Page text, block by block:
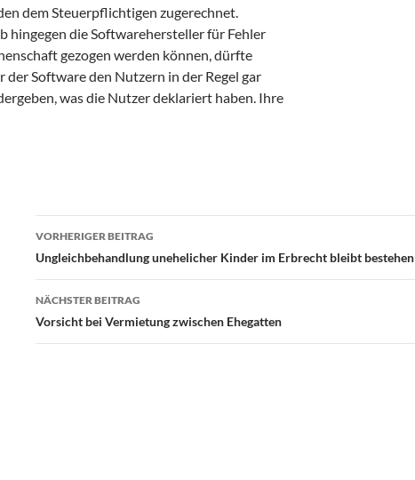
dem Steuerpflichtigen zugerechnet.
hingegen die Softwarehersteller für Fehler
gezogen werden können, dürfte
der Software den Nutzern in der Regel gar
was die Nutzer deklariert haben. Ihre
Beitragsnavigation
VORHERIGER BEITRAG
Ungleichbehandlung unehelicher Kinder im Erbrecht bleibt bestehen
NÄCHSTER BEITRAG
Vorsicht bei Vermietung zwischen Ehegatten